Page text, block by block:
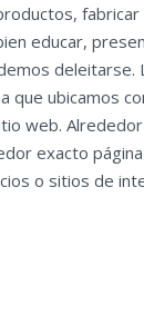
fabricar
educar,
deleitarse.
que ubicamos
web.
exacto
o sitios de